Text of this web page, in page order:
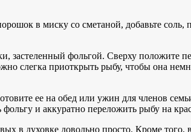
в миску со сметаной, добавьте
застеленный фольгой. Сверху положите
слегка приоткрыть рыбу, чтобы она
ее на обед или ужин для членов
и аккуратно переложить рыбу на
в духовке довольно просто. Кроме того,